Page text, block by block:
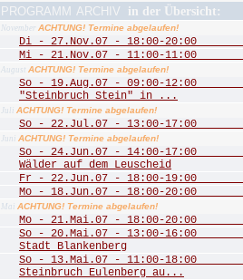
programm archiv in der Übersicht:
November ACHTUNG! Termine abgelaufen!
Di - 27.Nov.07 - 18:00-20:00
Mi - 21.Nov.07 - 11:00-11:00
August ACHTUNG! Termine abgelaufen!
So - 19.Aug.07 - 09:00-12:00
"Steinbruch Stein" in ...
Juli ACHTUNG! Termine abgelaufen!
So - 22.Jul.07 - 13:00-17:00
Juni ACHTUNG! Termine abgelaufen!
So - 24.Jun.07 - 14:00-17:00
Wälder auf dem Leuscheid
Fr - 22.Jun.07 - 18:00-19:00
Mo - 18.Jun.07 - 18:00-
Mai ACHTUNG! Termine abgelaufen!
Mo - 21.Mai.07 - 18:00-
So - 20.Mai.07 - 13:00-16:00
Stadt Blankenberg
So - 13.Mai.07 - 11:00-18:00
Steinbruch Eulenberg au...